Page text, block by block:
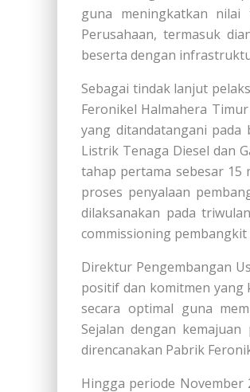
guna meningkatkan
Perusahaan, termasuk
beserta dengan
Sebagai tindak lanjut
Feronikel Halmahera
yang ditandatangani
Listrik Tenaga Diesel dan
tahap pertama sebesar 15
proses penyalaan
dilaksanakan pada
commissioning
Direktur Pengembangan
positif dan komitmen yang
secara optimal guna
Sejalan dengan
direncanakan Pabrik
Hingga periode November